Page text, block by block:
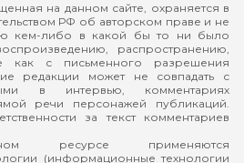
на данном сайте, охраняется в
РФ об авторском праве и не
кем-либо в какой бы то ни было
распространению,
как с письменного разрешения
редакции может не совпадать с
в интервью, комментариях
речи персонажей публикаций.
за текст комментариев
ресурсе применяются
(информационные технологии